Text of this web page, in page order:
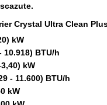
Crystal Ultra Clean
kW
10.918) BTU/h
kW
- 11.600) BTU/h
kW